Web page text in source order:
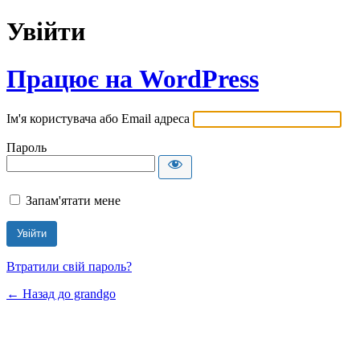
Увійти
Працює на WordPress
Ім'я користувача або Email адреса
Пароль
Запам'ятати мене
Втратили свій пароль?
← Назад до grandgo